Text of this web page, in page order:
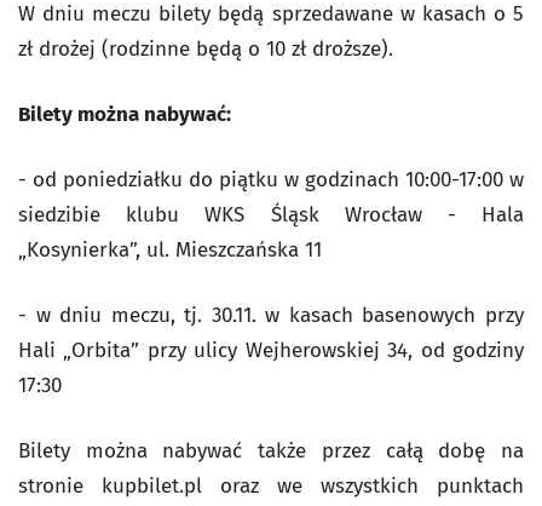
W dniu meczu bilety będą sprzedawane w kasach o 5
zł drożej (rodzinne będą o 10 zł droższe).
Bilety można nabywać:
- od poniedziałku do piątku w godzinach 10:00-17:00 w
siedzibie klubu WKS Śląsk Wrocław - Hala
„Kosynierka”, ul. Mieszczańska 11
- w dniu meczu, tj. 30.11. w kasach basenowych przy
Hali „Orbita” przy ulicy Wejherowskiej 34, od godziny
17:30
Bilety można nabywać także przez całą dobę na
stronie kupbilet.pl oraz we wszystkich punktach